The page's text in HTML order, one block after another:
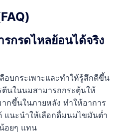
กรดไหลย้อนได้จริง
อบกระเพาะและทำให้รู้สึกดีขึ้น
นในนมสามารถกระตุ้นให้
กขึ้นในภายหลัง ทำให้อาการ
แนะนำให้เลือกดื่มนมไขมันต่ำ
อยๆ แทน